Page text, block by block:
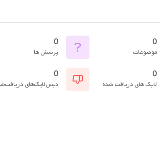
0
موضوعات
0
پرسش ها
0
لایک های دریافت شده
0
دیس‌لایک‌های